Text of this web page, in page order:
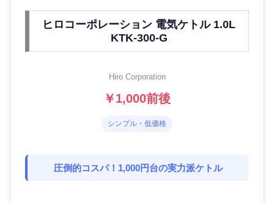
ヒロコーポレーション 電気ケトル 1.0L
KTK-300-G
Hiro Corporation
￥1,000前後
シンプル・低価格
圧倒的コスパ！1,000円台の実力派ケトル